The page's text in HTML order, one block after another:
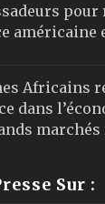
américaine
Africains
dans
marchés
Sur :